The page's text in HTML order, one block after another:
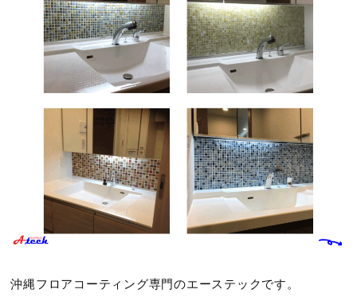
沖縄フロアコーティング専門のエーステックです。